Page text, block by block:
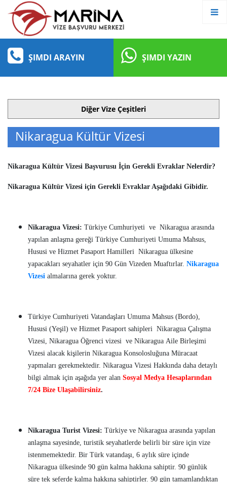
ŞIMDI ARAYIN ŞIMDI YAZIN
Diğer Vize Çeşitleri
Nikaragua Kültür Vizesi
Nikaragua Kültür Vizesi Başvurusu İçin Gerekli Evraklar Nelerdir?
Nikaragua Kültür Vizesi için Gerekli Evraklar Aşağıdaki Gibidir.
Nikaragua Vizesi: Türkiye Cumhuriyeti ve Nikaragua arasında
yapılan anlaşma gereği Türkiye Cumhuriyeti Umuma Mahsus,
Hususi ve Hizmet Pasaport Hamilleri Nikaragua ülkesine
yapacakları seyahatler için 90 Gün Vizeden Muaftırlar. Nikaragua
Vizesi almalarına gerek yoktur.
Türkiye Cumhuriyeti Vatandaşları Umuma Mahsus (Bordo),
Hususi (Yeşil) ve Hizmet Pasaport sahipleri Nikaragua Çalışma
Vizesi, Nikaragua Öğrenci vizesi ve Nikaragua Aile Birleşimi
Vizesi alacak kişilerin Nikaragua Konsolosluğuna Müracaat
yapmaları gerekmektedir. Nikaragua Vizesi Hakkında daha detaylı
bilgi almak için aşağıda yer alan Sosyal Medya Hesaplarından
7/24 Bize Ulaşabilirsiniz.
Nikaragua Turist Vizesi: Türkiye ve Nikaragua arasında yapılan
anlaşma sayesinde, turistik seyahatlerde belirli bir süre için vize
istenmemektedir. Bir Türk vatandaşı, 6 aylık süre içinde
Nikaragua ülkesinde 90 gün kalma hakkına sahiptir. 90 günlük
süre tek seferde kalma hakkına sahiptirler. 90 gün tamamlandıktan